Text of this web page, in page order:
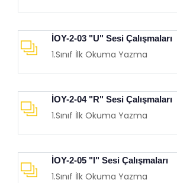
İOY-2-03 "U" Sesi Çalışmaları
1.Sınıf İlk Okuma Yazma
İOY-2-04 "R" Sesi Çalışmaları
1.Sınıf İlk Okuma Yazma
İOY-2-05 "I" Sesi Çalışmaları
1.Sınıf İlk Okuma Yazma